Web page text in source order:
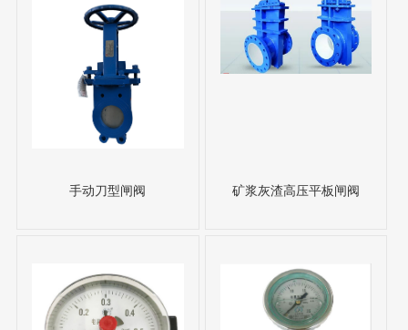
手动刀型闸阀 矿浆灰渣高压平板闸阀